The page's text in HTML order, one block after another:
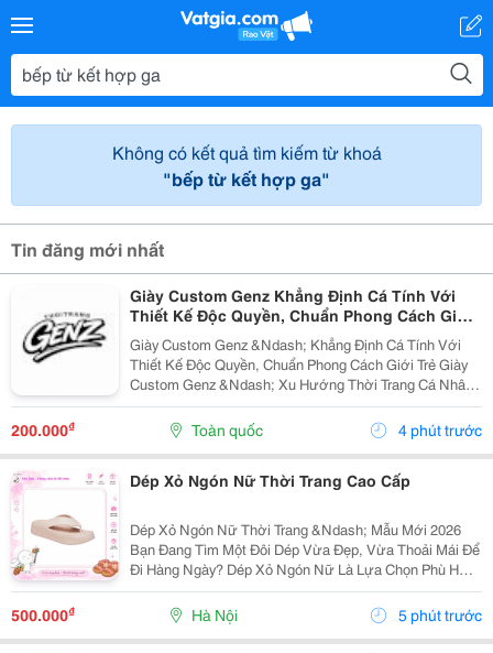
Không có kết quả tìm kiếm từ khoá
"bếp từ kết hợp ga"
Tin đăng mới nhất
Giày Custom Genz Khẳng Định Cá Tính Với
Thiết Kế Độc Quyền, Chuẩn Phong Cách Giới
Trẻ
Giày Custom Genz &Ndash; Khẳng Định Cá Tính Với
Thiết Kế Độc Quyền, Chuẩn Phong Cách Giới Trẻ Giày
Custom Genz &Ndash; Xu Hướng Thời Trang Cá Nhân
Hóa Dẫn Đầu Năm 2026 Trong Thời Đại Mà Thời Trang
Không Còn Chỉ Dừng Lại Ở Việc Mặc Đẹp, Việc Thể...
200.000₫ Toàn quốc 4 phút trước
Dép Xỏ Ngón Nữ Thời Trang Cao Cấp
Dép Xỏ Ngón Nữ Thời Trang &Ndash; Mẫu Mới 2026
Bạn Đang Tìm Một Đôi Dép Vừa Đẹp, Vừa Thoải Mái Để
Đi Hàng Ngày? Dép Xỏ Ngón Nữ Là Lựa Chọn Phù Hợp
Cho Những Ngày Đi Chơi, Đi Biển, Dạo Phố Hoặc Sử
Dụng Thường Xuyên. ✅ Thiết Kế Thanh Lịch, Trẻ...
500.000₫ Hà Nội 5 phút trước